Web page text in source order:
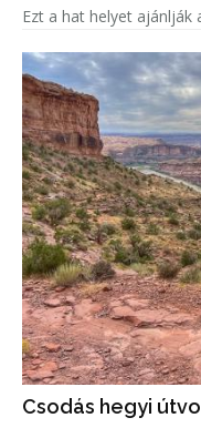
Ezt a hat helyet ajánlják
Csodás hegyi